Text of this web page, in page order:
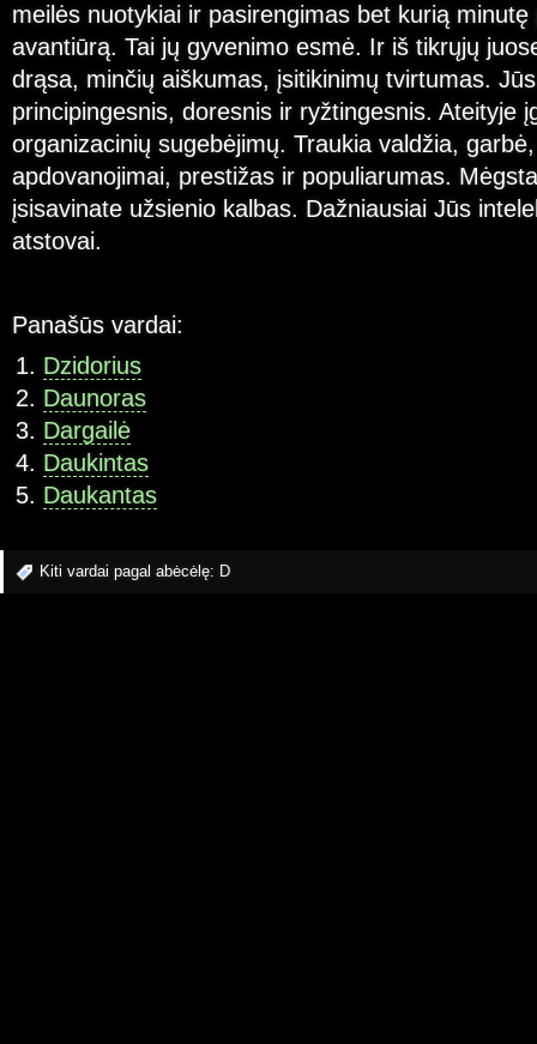
meilės nuotykiai ir pasirengimas bet kurią minutę
avantiūrą. Tai jų gyvenimo esmė. Ir iš tikrųjų
drąsa, minčių aiškumas, įsitikinimų tvirtumas.
principingesnis, doresnis ir ryžtingesnis. Ateityje
organizacinių sugebėjimų. Traukia valdžia,
apdovanojimai, prestižas ir populiarumas.
įsisavinate užsienio kalbas. Dažniausiai Jūs
atstovai.
Panašūs vardai:
Dzidorius
Daunoras
Dargailė
Daukintas
Daukantas
Kiti vardai pagal abėcėlę: D